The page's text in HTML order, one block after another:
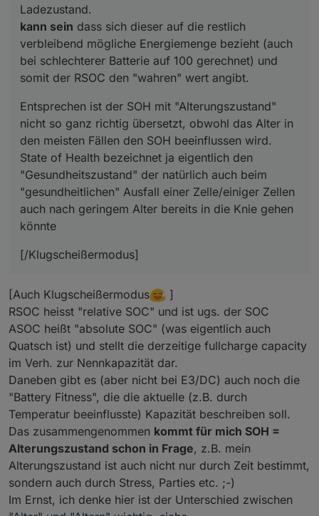
Ladezustand.
kann sein dass sich dieser auf die restlich
verbleibend mögliche Energiemenge bezieht (auch
bei schlechterer Batterie auf 100 gerechnet) und
somit der RSOC den "wahren" wert angibt.
Entsprechen ist der SOH mit "Alterungszustand"
nicht so ganz richtig übersetzt, obwohl das Alter in
den meisten Fällen den SOH beeinflussen wird.
State of Health bezeichnet ja eigentlich den
"Gesundheitszustand" der natürlich auch beim
"gesundheitlichen" Ausfall einer Zelle/einiger Zellen
auch nach geringem Alter bereits in die Knie gehen
könnte
[/Klugscheißermodus]
[Auch Klugscheißermodus
]
RSOC heisst "relative SOC" und ist ugs. der SOC
ASOC heißt "absolute SOC" (was eigentlich auch
Quatsch ist) und stellt die derzeitige fullcharge capacity
im Verh. zur Nennkapazität dar.
Daneben gibt es (aber nicht bei E3/DC) auch noch die
"Battery Fitness", die die aktuelle (z.B. durch
Temperatur beeinflusste) Kapazität beschreiben soll.
Das zusammengenommen kommt für mich SOH =
Alterungszustand schon in Frage, z.B. mein
Alterungszustand ist auch nicht nur durch Zeit bestimmt,
sondern auch durch Stress, Parties etc. ;-)
Im Ernst, ich denke hier ist der Unterschied zwischen